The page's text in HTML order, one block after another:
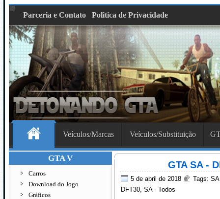
Parceria e Contato Politica de Privacidade
Veículos/Marcas Veículos/Substituição
GTA V
Carros
Download do Jogo
Gráficos
GTA SA -
5 de abril de 2018 Tags:
DFT30, SA - Todos